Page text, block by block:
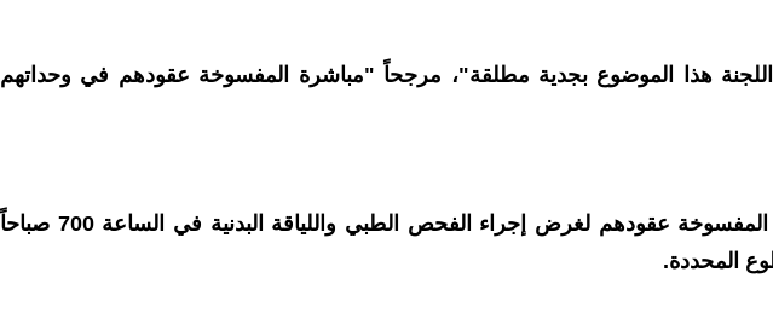
هذا الموضوع بجدية مطلقة"، مرجحاً "مباشرة المفسوخة عقودهم في وحداتهم
ودعت وزارة الدفاع، الاحد، المفسوخة عقودهم لغرض إجراء الفحص الطبي واللياقة البدنية في الساعة 700 صباحاً
المحددة.